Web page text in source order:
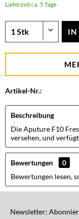
Lieferzeit ca. 5 Tage
IN
Artikel-Nr.:
Beschreibung
Die Aputure F10
versehen, und
Bewertungen
0
Bewertungen lesen,
Newsletter: